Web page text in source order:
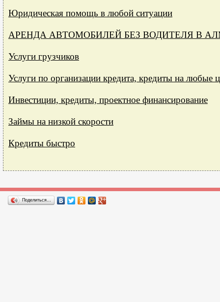
Юридическая помощь в любой ситуации
АРЕНДА АВТОМОБИЛЕЙ БЕЗ ВОДИТЕЛЯ В
Услуги грузчиков
Услуги по организации кредита, кредиты на любые
Инвестиции, кредиты, проектное финансирование
Займы на низкой скорости
Кредиты быстро
Поделиться…